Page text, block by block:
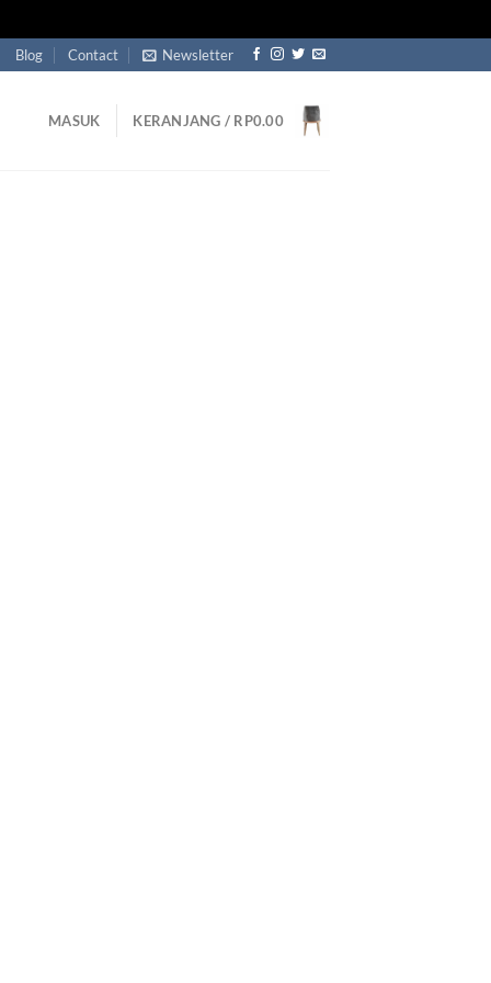
Blog Contact Newsletter
MASUK KERANJANG / RP0.00